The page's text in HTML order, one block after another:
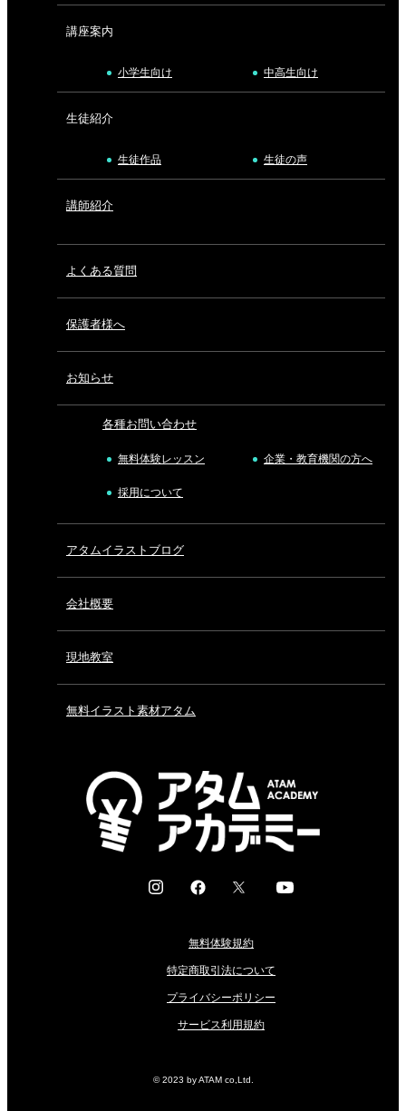
講座案内
小学生向け 中高生向け
生徒紹介
生徒作品 生徒の声
講師紹介
よくある質問
保護者様へ
お知らせ
各種お問い合わせ
無料体験レッスン 企業・教育機関の方へ
採用について
アタムイラストブログ
会社概要
現地教室
無料イラスト素材アタム
I
a
F
e
b
o
k
X
Y
無料体験規約
特定商取引法について
プライバシーポリシー
サービス利用規約
© 2023 by ATAM co,Ltd.